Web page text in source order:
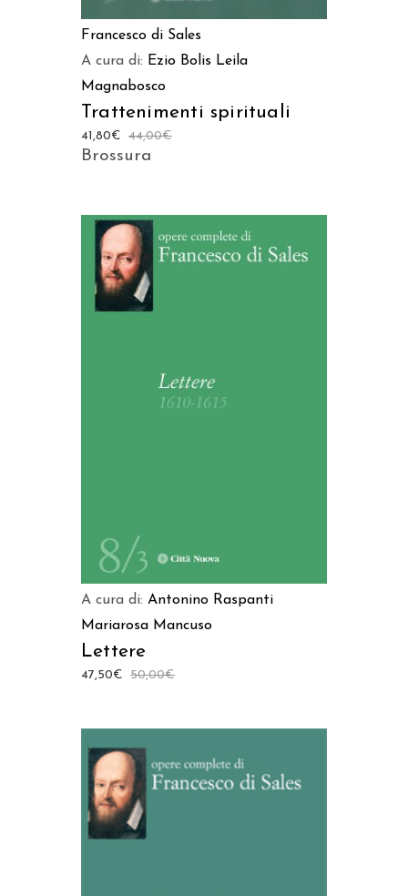
Francesco di Sales
A cura di: Ezio Bolis Leila
Magnabosco
Trattenimenti spirituali
44,00€
41,80€
Brossura
AGGIUNGI AL CARRELLO
A cura di: Antonino Raspanti
Mariarosa Mancuso
Lettere
50,00€
47,50€